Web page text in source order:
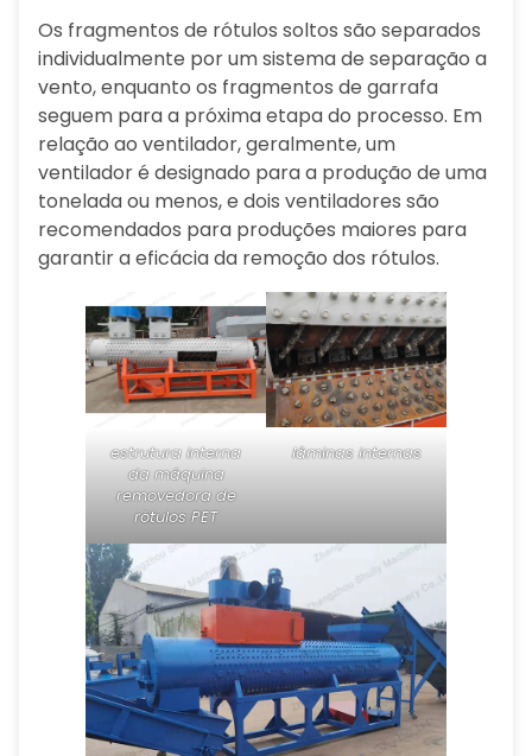
Os fragmentos de rótulos soltos são separados
individualmente por um sistema de separação a
vento, enquanto os fragmentos de garrafa
seguem para a próxima etapa do processo. Em
relação ao ventilador, geralmente, um
ventilador é designado para a produção de uma
tonelada ou menos, e dois ventiladores são
recomendados para produções maiores para
garantir a eficácia da remoção dos rótulos.
estrutura interna
da máquina
removedora de
rótulos PET
lâminas internas